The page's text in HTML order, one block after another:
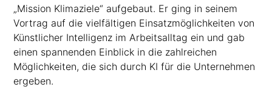
„Mission Klimaziele“ aufgebaut. Er ging in seinem
Vortrag auf die vielfältigen Einsatzmöglichkeiten von
Künstlicher Intelligenz im Arbeitsalltag ein und gab
einen spannenden Einblick in die zahlreichen
Möglichkeiten, die sich durch KI für die Unternehmen
ergeben.